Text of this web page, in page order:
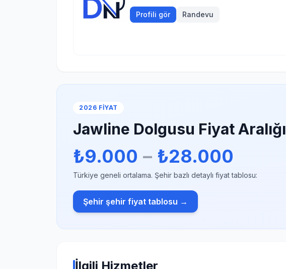
Profili gör Randevu
2026 FIYAT
Jawline Dolgusu Fiyat Aralığı
₺9.000 – ₺28.000
Türkiye geneli ortalama. Şehir bazlı detaylı fiyat tablosu:
Şehir şehir fiyat tablosu →
İlgili Hizmetler